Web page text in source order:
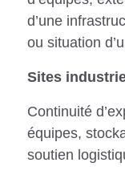
d’une
ou situation
Sites
Continuité
équipes,
soutien